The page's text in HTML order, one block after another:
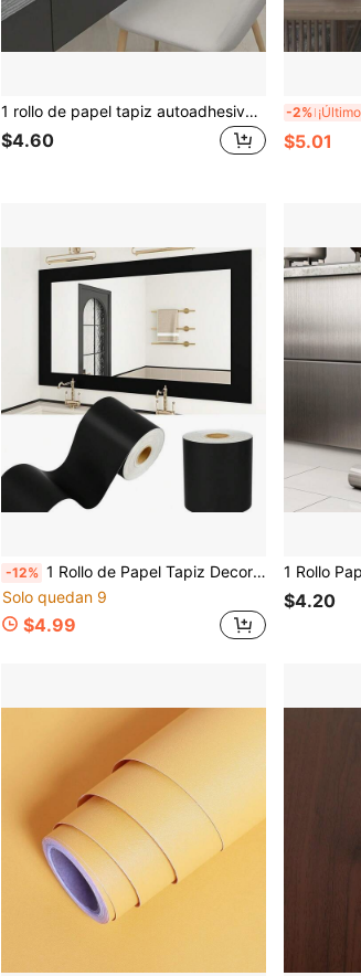
1 rollo de papel tapiz autoadhesivo y removible de grano de madera negro, resistente al agua y al aceite, adecuado para cocina, dormitorio, sala de estar, encimeras, muebles, renovación de baño, paneles de pared, papel tapiz, artículos de decoración de primavera para renovar su hogar, pegatinas de decoración Rama, regalos de cumpleaños y graduación, pegatinas de pared, decoración de habitación, decoración de pared, pegatinas de pared
$4.60
-2%
$5.01
-12% 1 Rollo de Papel Tapiz Decorativo de Marco de Espejo para Habitación, Borde de Papel Tapiz Verde Salvia Autoadhesivo, Borde de Papel Tapiz de unicolor Autoadhesivo para Baño, Marco Decorativo de Espejo de Vinilo, Pegatina de Pared para Marco de Puerta de Cocina
Solo quedan 9
$4.99
$4.20